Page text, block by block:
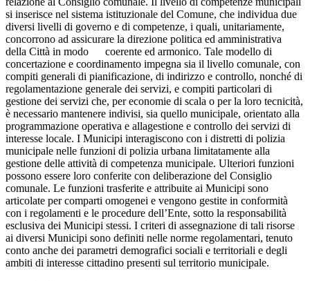
si inserisce nel sistema istituzionale del Comune, che individua due
diversi livelli di governo e di competenze, i quali, unitariamente,
concorrono ad assicurare la direzione politica ed amministrativa
della Città in modo coerente ed armonico. Tale modello di
concertazione e coordinamento impegna sia il livello comunale, con
compiti generali di pianificazione, di indirizzo e controllo, nonché di
regolamentazione generale dei servizi, e compiti particolari di
gestione dei servizi che, per economie di scala o per la loro tecnicità,
è necessario mantenere indivisi, sia quello municipale, orientato alla
programmazione operativa e allagestione e controllo dei servizi di
interesse locale. I Municipi interagiscono con i distretti di polizia
municipale nelle funzioni di polizia urbana limitatamente alla
gestione delle attività di competenza municipale. Ulteriori funzioni
possono essere loro conferite con deliberazione del Consiglio
comunale. Le funzioni trasferite e attribuite ai Municipi sono
articolate per comparti omogenei e vengono gestite in conformità
con i regolamenti e le procedure dell’Ente, sotto la responsabilità
esclusiva dei Municipi stessi. I criteri di assegnazione di tali risorse
ai diversi Municipi sono definiti nelle norme regolamentari, tenuto
conto anche dei parametri demografici sociali e territoriali e degli
ambiti di interesse cittadino presenti sul territorio municipale.